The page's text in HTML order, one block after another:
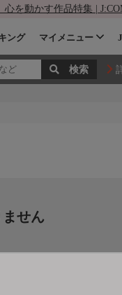
心を動かす作品特集 |
ング マイメニュー
せん